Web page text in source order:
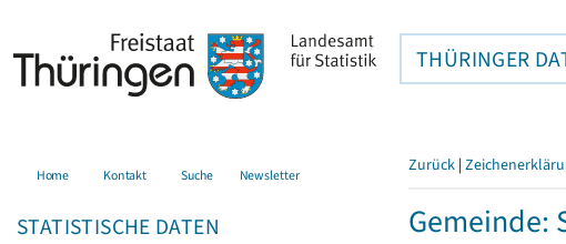
THÜRINGER
Home Kontakt Suche Newsletter
STATISTISCHE DATEN
Zurück |
Gemeinde: